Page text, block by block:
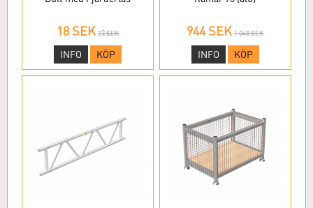
18 SEK 23 SEK
INFO KÖP
944 SEK 1 048 SEK
INFO KÖP